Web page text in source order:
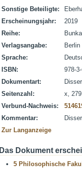
Sonstige Beteiligte:
Erscheinungsjahr:
2019
Reihe:
Verlagsangabe:
Sprache:
ISBN:
978-
Dokumentart:
Seitenzahl:
x,
Verbund-Nachweis:
Kommentar:
Zur Langanzeige
Das Dokument
5 Philosophische